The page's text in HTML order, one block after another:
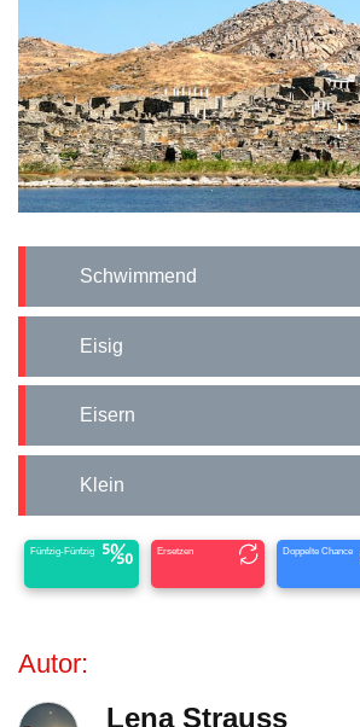
Schwimmend
Eisig
Eisern
Klein
Fünfzig-Fünfzig Ersetzen Doppelte Chance
Autor:
Lena Strauss